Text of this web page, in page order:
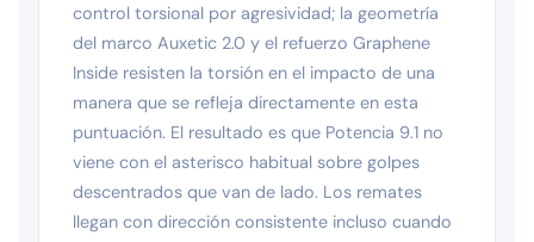
control torsional por agresividad; la geometría
del marco Auxetic 2.0 y el refuerzo Graphene
Inside resisten la torsión en el impacto de una
manera que se refleja directamente en esta
puntuación. El resultado es que Potencia 9.1 no
viene con el asterisco habitual sobre golpes
descentrados que van de lado. Los remates
llegan con dirección consistente incluso cuando